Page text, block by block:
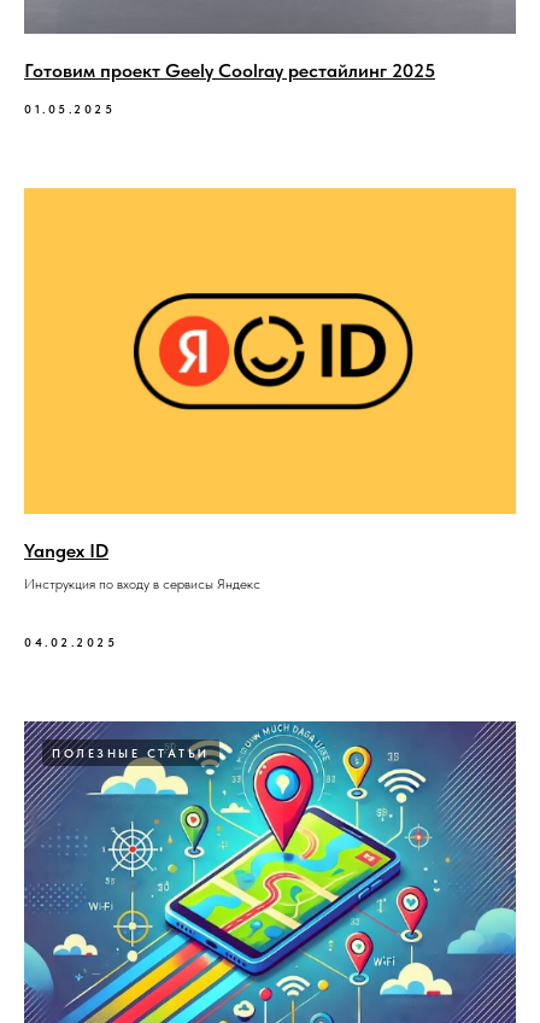
Готовим проект Geely Coolray рестайлинг 2025
01.05.2025
Yangex ID
Инструкция по входу в сервисы Яндекс
04.02.2025
ПОЛЕЗНЫЕ СТАТЬИ